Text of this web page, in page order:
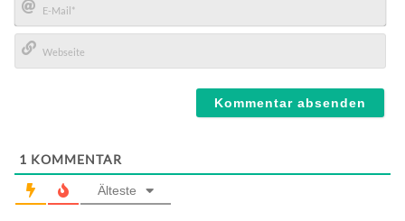
E-
Mail*
1 KOMMENTAR
Älteste